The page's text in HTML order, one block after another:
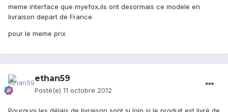
meme interface que myefox,ils ont desormais ce modele en
livraison depart de France
pour le meme prix
ethan59
Posté(e) 11 octobre 2012